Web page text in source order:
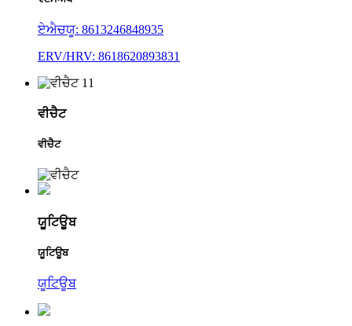
ਏਐਚਯੂ: 8613246848935
ERV/HRV: 8618620893831
ਵੀਚੈਟ
ਵੀਚੈਟ
ਯੂਟਿਊਬ
ਯੂਟਿਊਬ
ਯੂਟਿਊਬ